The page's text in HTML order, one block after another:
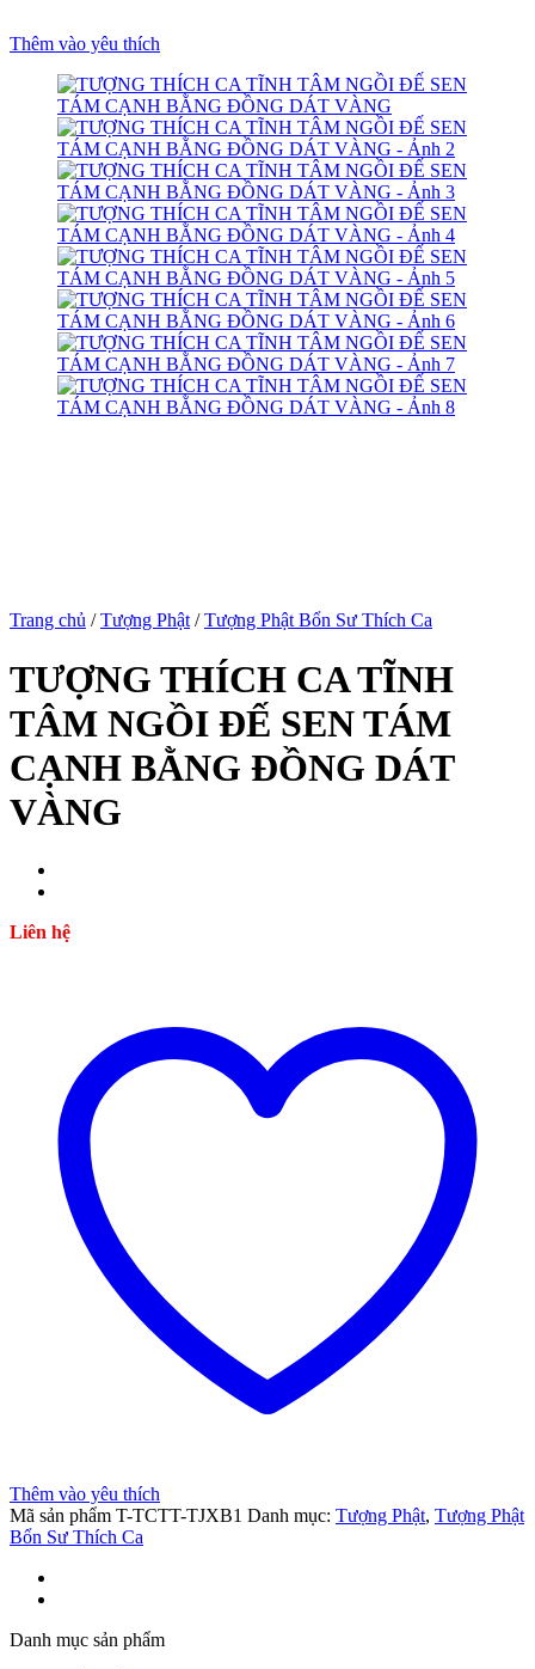
giriş
Thêm vào yêu thích
Trang chủ / Tượng Phật / Tượng Phật Bổn Sư Thích Ca
TƯỢNG THÍCH CA TĨNH
TÂM NGỒI ĐẾ SEN TÁM
CẠNH BẰNG ĐỒNG DÁT
VÀNG
Liên hệ
Thêm vào yêu thích
Mã sản phẩm T-TCTT-TJXB1 Danh mục: Tượng Phật, Tượng Phật
Bổn Sư Thích Ca
Danh mục sản phẩm